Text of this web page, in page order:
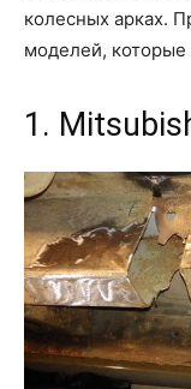
колесных арках.
моделей,
1.